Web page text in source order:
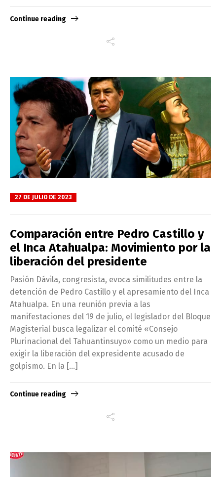
Continue reading
27 DE JULIO DE 2023
Comparación entre Pedro Castillo y
el Inca Atahualpa: Movimiento por la
liberación del presidente
Pasión Dávila, congresista, evoca similitudes entre la
detención de Pedro Castillo y el apresamiento del Inca
Atahualpa. En una reunión previa a las
manifestaciones del 19 de julio, el legislador del Bloque
Magisterial busca legalizar el comité «Consejo
Plurinacional del Tahuantinsuyo» como un medio para
exigir la liberación del expresidente acusado de
golpismo. En la […]
Continue reading